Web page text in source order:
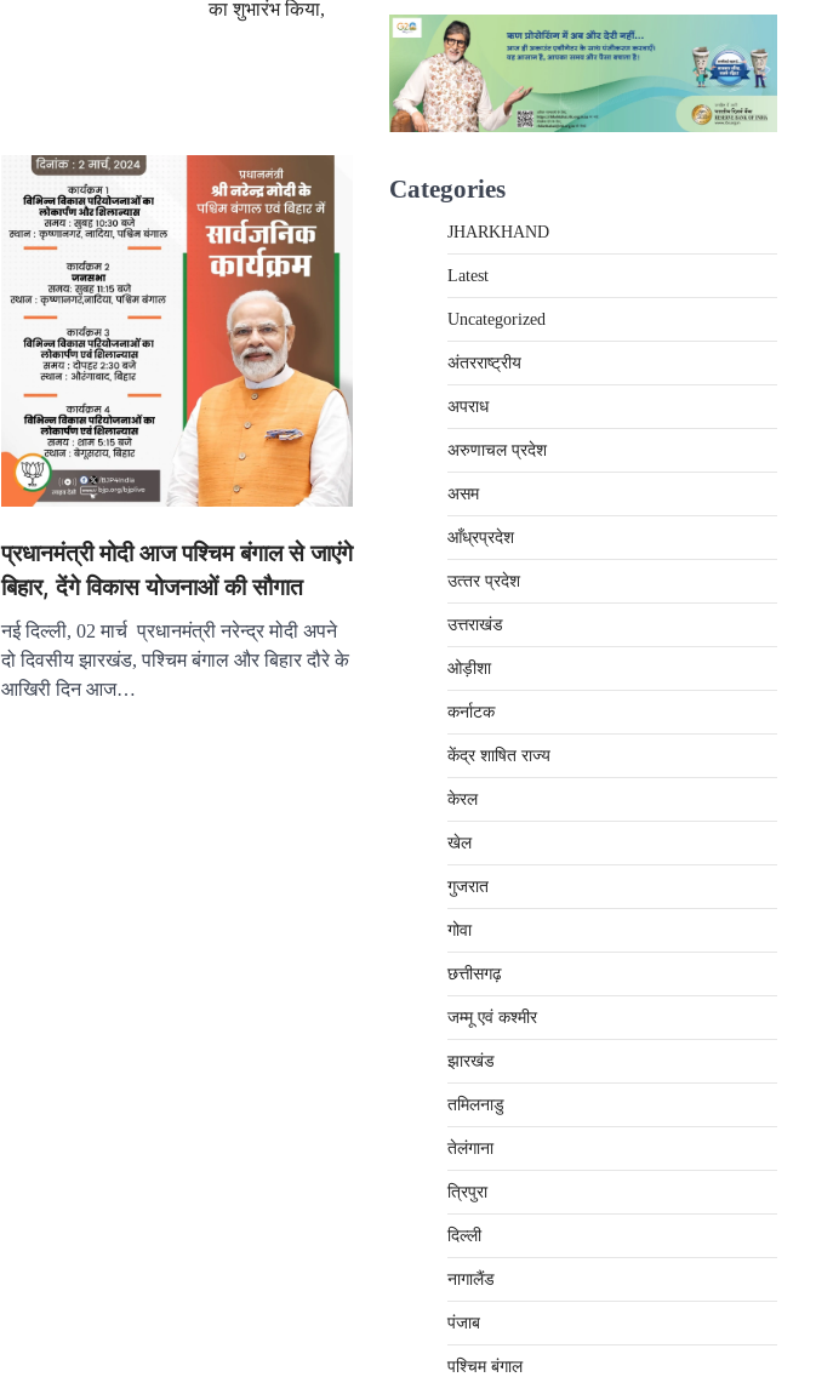
का शुभारंभ किया,
प्रधानमंत्री मोदी आज पश्चिम बंगाल से जाएंगे
बिहार, देंगे विकास योजनाओं की सौगात
नई दिल्ली, 02 मार्च प्रधानमंत्री नरेन्द्र मोदी अपने
दो दिवसीय झारखंड, पश्चिम बंगाल और बिहार दौरे के
आखिरी दिन आज…
Categories
JHARKHAND
Latest
Uncategorized
अंतरराष्‍ट्रीय
अपराध
अरुणाचल प्रदेश
असम
आँध्रप्रदेश
उत्‍तर प्रदेश
उत्तराखंड
ओड़ीशा
कर्नाटक
केंद्र शाषित राज्य
केरल
खेल
गुजरात
गोवा
छत्तीसगढ़
जम्‍मू एवं कश्‍मीर
झारखंड
तमिलनाडु
तेलंगाना
त्रिपुरा
दिल्‍ली
नागालैंड
पंजाब
पश्चिम बंगाल